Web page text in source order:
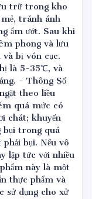
trữ trong kho
tránh ánh
ẩm ướt. Sau khi
phong và lưu
bị vón cục.
là 5-35℃, và
- Thông Số
theo liều
quá mức có
chát; khuyến
bụi trong quá
bụi. Nếu vô
lập tức với nhiều
này là một
thực phẩm và
sử dụng cho xử